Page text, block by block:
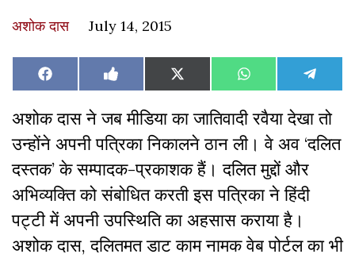
अशोक दास July 14, 2015
Share
on
Facebook Share
on
Like
on
Facebook
Share
on
X
(Twitter)
Share
on
WhatsAppShare
on
अशोक दास ने जब मीडिया का जातिवादी रवैया देखा तो
उन्होंने अपनी पत्रिका निकालने ठान ली। वे अव ‘दलित
दस्तक’ के सम्पादक-प्रकाशक हैं। दलित मुद्दों और
अभिव्यक्ति को संबोधित करती इस पत्रिका ने हिंदी
पट्टी में अपनी उपस्थिति का अहसास कराया है।
अशोक दास, दलितमत डाट काम नामक वेब पोर्टल का भी